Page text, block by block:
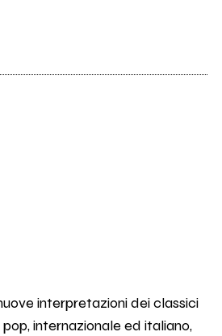
interpretazioni dei classici
internazionale ed italiano,